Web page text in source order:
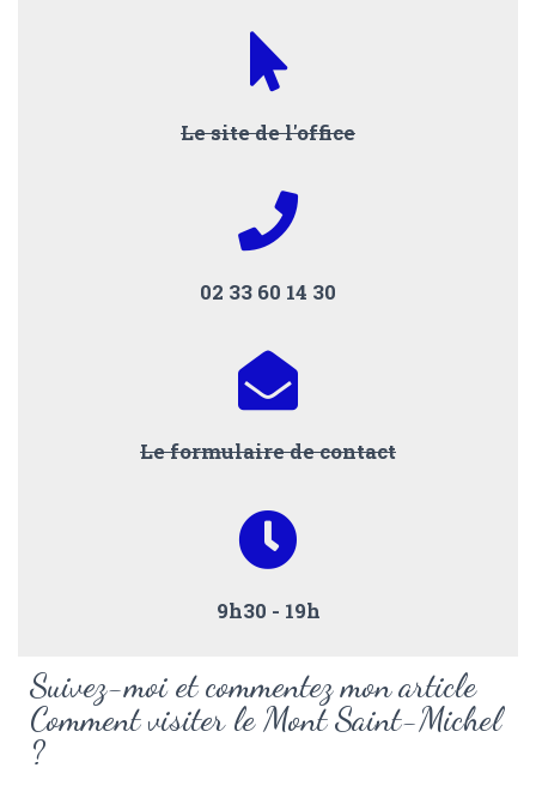
Le site de l'office
02 33 60 14 30
Le formulaire de contact
9h30 - 19h
Suivez-moi et commentez mon article
Comment visiter le Mont Saint-Michel
?